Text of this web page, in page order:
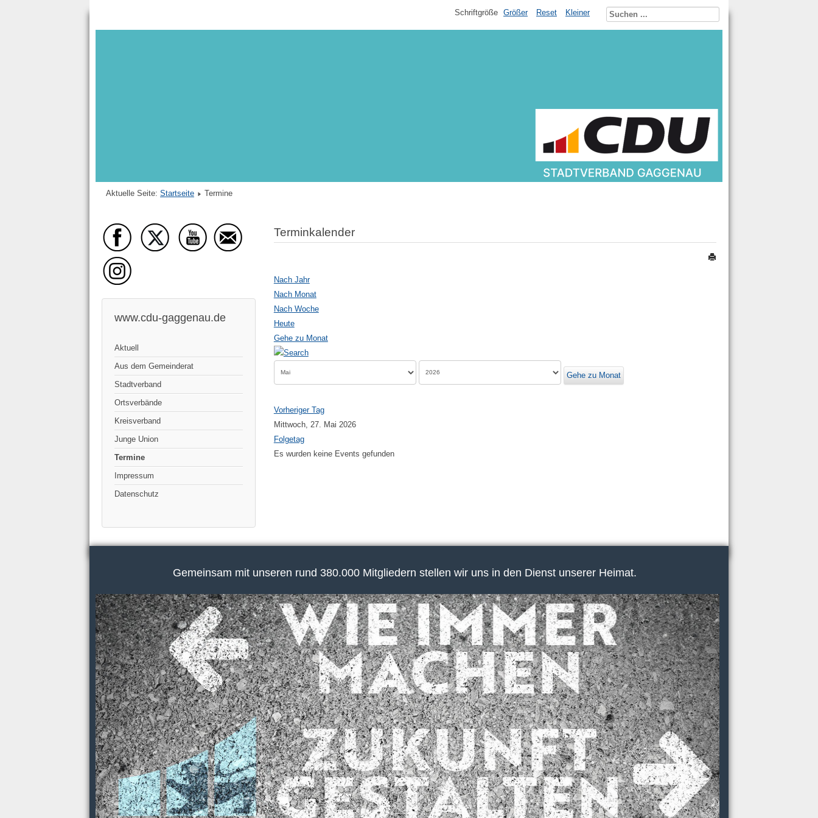
Schriftgröße Größer Reset Kleiner
Aktuelle Seite: Startseite Termine
www.cdu-gaggenau.de
Aktuell
Aus dem Gemeinderat
Stadtverband
Ortsverbände
Kreisverband
Junge Union
Termine
Impressum
Datenschutz
Terminkalender
Nach Jahr
Nach Monat
Nach Woche
Heute
Gehe zu Monat
Gehe zu Monat
Vorheriger Tag
Mittwoch, 27. Mai 2026
Folgetag
Es wurden keine Events gefunden
Gemeinsam mit unseren rund 380.000 Mitgliedern stellen wir uns in den Dienst unserer Heimat.